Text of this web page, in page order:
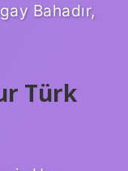
Bahadır,
Türk